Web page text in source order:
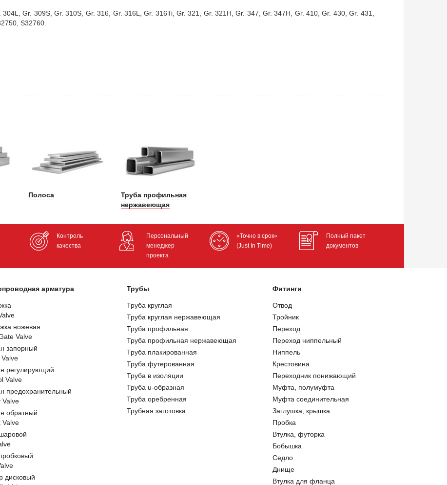
Gr. 309S, Gr. 310S, Gr. 316, Gr. 316L, Gr. 316Ti, Gr. 321, Gr. 321H, Gr. 347, Gr. 347H, Gr. 410, Gr. 430, Gr. 431,
S32760.
Полоса
Труба профильная
нержавеющая
Контроль
качества
Персональный
менеджер
проекта
«Точно в срок»
(Just In Time)
Полный пакет
документов
арматура
ножевая
Valve
запорный
регулирующий
Valve
предохранительный
Valve
обратный
Valve
дисковый
Трубы
Труба круглая
Труба круглая нержавеющая
Труба профильная
Труба профильная нержавеющая
Труба плакированная
Труба футерованная
Труба в изоляции
Труба u-образная
Труба оребренная
Трубная заготовка
Фитинги
Отвод
Тройник
Переход
Переход ниппельный
Ниппель
Крестовина
Переходник понижающий
Муфта, полумуфта
Муфта соединительная
Заглушка, крышка
Пробка
Втулка, футорка
Бобышка
Седло
Днище
Втулка для фланца